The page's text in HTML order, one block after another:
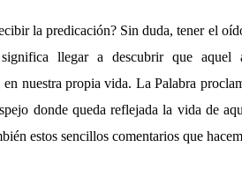
la predicación? Sin duda, tener el
llegar a descubrir que aquel
nuestra propia vida. La Palabra
donde queda reflejada la vida de
estos sencillos comentarios que